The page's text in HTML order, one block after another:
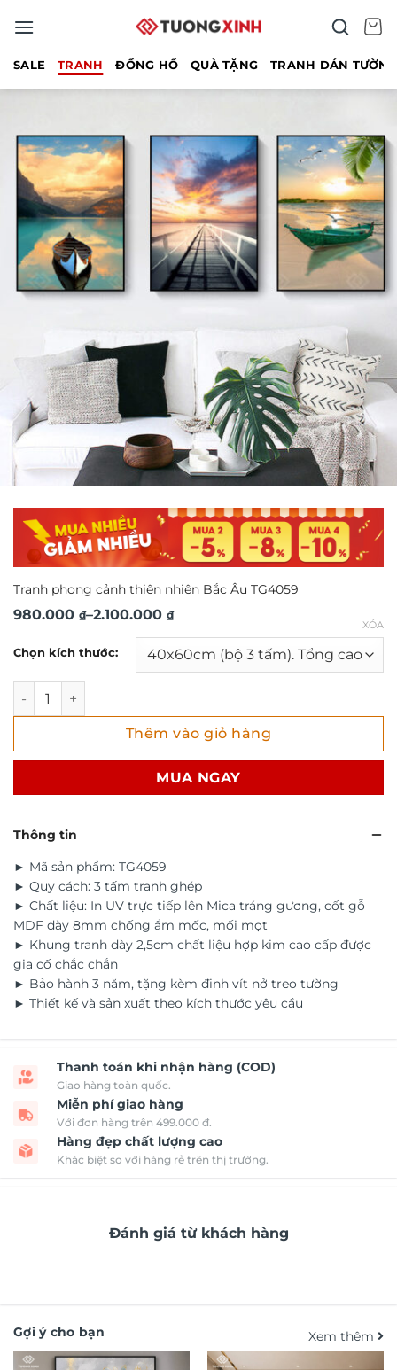
qua
SALE TRANH ĐỒNG HỒ QUÀ TẶNG TRANH DÁN
Tranh phong cảnh thiên nhiên Bắc Âu TG4059
980.000 ₫–2.100.000 ₫
Khoảng
980.000 ₫
đến
2.100.000 ₫
Chọn kích thước:
XÓA
Tranh phong cảnh thiên nhiên Bắc Âu TG4059 số lượng
Thêm vào giỏ hàng
MUA NGAY
Thông tin
► Mã sản phẩm: TG4059
► Quy cách: 3 tấm tranh ghép
► Chất liệu: In UV trực tiếp lên Mica tráng gương, cốt gỗ
MDF dày 8mm chống ẩm mốc, mối mọt
► Khung tranh dày 2,5cm chất liệu hợp kim cao cấp được
gia cố chắc chắn
► Bảo hành 3 năm, tặng kèm đinh vít nở treo tường
► Thiết kế và sản xuất theo kích thước yêu cầu
Thanh toán khi nhận hàng (COD)
Giao hàng toàn quốc.
Miễn phí giao hàng
Với đơn hàng trên 499.000 đ.
Hàng đẹp chất lượng cao
Khác biệt so với hàng rẻ trên thị trường.
Đánh giá từ khách hàng
Gợi ý cho bạn Xem thêm